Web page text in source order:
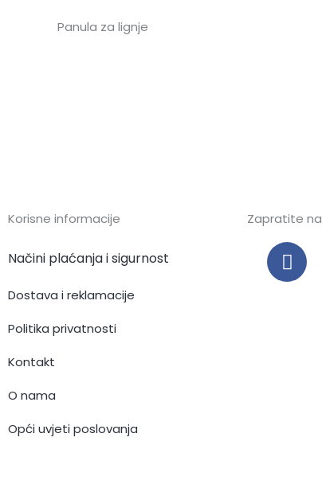
Panula za lignje
Korisne informacije
Načini plaćanja i sigurnost
Dostava i reklamacije
Politika privatnosti
Kontakt
O nama
Opći uvjeti poslovanja
Zapratite
F
a
c